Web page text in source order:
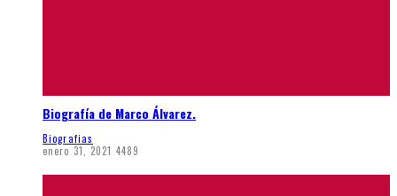
Biografía de Marco Álvarez.
Biografias
enero 31, 2021 4489